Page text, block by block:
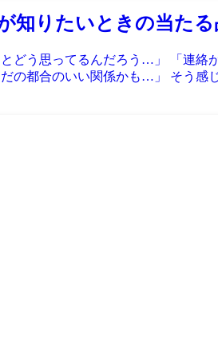
知りたいときの当た
とどう思ってるんだろう…」 「連絡
だの都合のいい関係かも…」 そう感